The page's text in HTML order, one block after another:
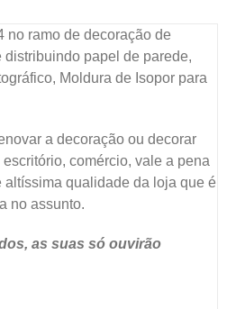
no ramo de decoração de
distribuindo papel de parede,
Moldura de Isopor para
a decoração ou decorar
comércio, vale a pena
altíssima qualidade da loja que é
no assunto.
as suas só ouvirão